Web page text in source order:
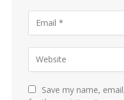
Save my name,